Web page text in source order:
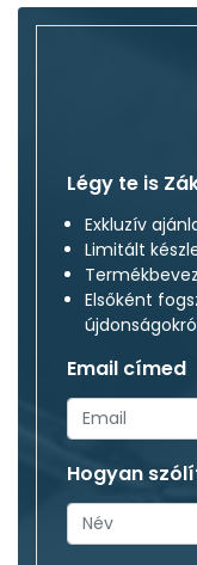
Légy te is
Exkluzív
Limitált
Elsőként
Email címed
Hogyan